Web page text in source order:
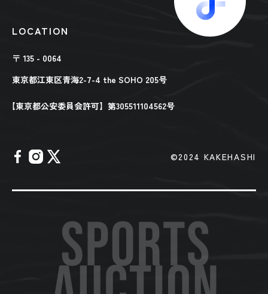
LOCATION
〒 135 - 0064
東京都江東区青海2-7-4 the SOHO 205号
【東京都公安委員会許可】第305511104562号
©︎2024 KAKEHASHI